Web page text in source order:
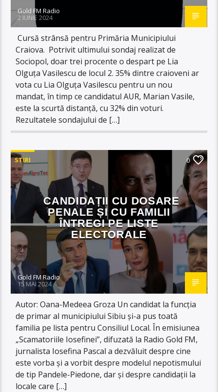
Gold FM Radio
2 IUNIE 2024
Cursă strânsă pentru Primăria Municipiului
Craiova. Potrivit ultimului sondaj realizat de
Sociopol, doar trei procente o despart pe Lia
Olguța Vasilescu de locul 2. 35% dintre craioveni ar
vota cu Lia Olguța Vasilescu pentru un nou
mandat, în timp ce candidatul AUR, Marian Vasile,
este la scurtă distanță, cu 32% din voturi.
Rezultatele sondajului de […]
STIRI 0
CANDIDAȚII CU DOSARE
PENALE ȘI CU FAMILII
ÎNTREGI PE LISTE
ELECTORALE
Gold FM Radio
15 MAI 2024
Autor: Oana-Medeea Groza Un candidat la funcţia
de primar al municipiului Sibiu și-a pus toată
familia pe lista pentru Consiliul Local. În emisiunea
„Scamatoriile Iosefinei”, difuzată la Radio Gold FM,
jurnalista Iosefina Pascal a dezvăluit despre cine
este vorba și a vorbit despre modelul nepotismului
de tip Pandele-Piedone, dar și despre candidații la
locale care […]